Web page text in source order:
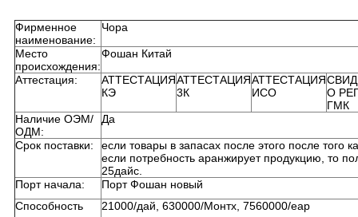
Фирменное
наименование:
Чора
Место
происхождения:
Фошан Китай
Аттестация:
АТТЕСТАЦИЯ
КЭ
АТТЕСТАЦИЯ
3К
АТТЕСТАЦИЯ
ИСО
О
ГМК
Наличие ОЭМ/
ОДМ:
Да
Срок поставки:
если товары в запасах после этого после того
если потребность аранжирует продукцию, то
25дайс.
Порт начала:
Порт Фошан новый
Способность
21000/дай, 630000/Монтх, 7560000/еар